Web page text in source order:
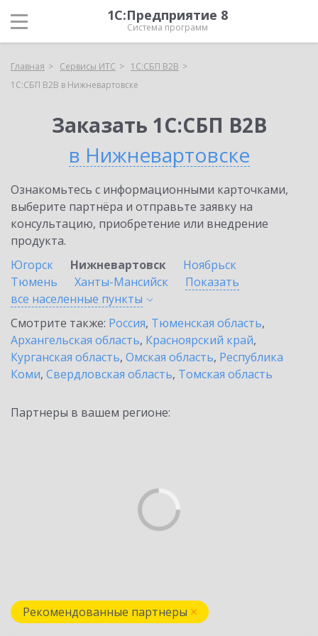
1С:Предприятие 8
Система программ
Главная Сервисы ИТС
1С:СБП B2B
1С:СБП B2B в Нижневартовске
Заказать 1С:СБП B2B
в Нижневартовске
Ознакомьтесь с информационными карточками,
выберите партнёра и отправьте заявку на
консультацию, приобретение или внедрение
продукта.
Югорск
Нижневартовск
Ноябрьск
Тюмень
Ханты-Мансийск
Показать
все населенные пункты
Смотрите также: Россия, Тюменская область,
Архангельская область, Красноярский край,
Курганская область, Омская область, Республика
Коми, Свердловская область, Томская область
Партнеры в вашем регионе:
Рекомендованные партнеры